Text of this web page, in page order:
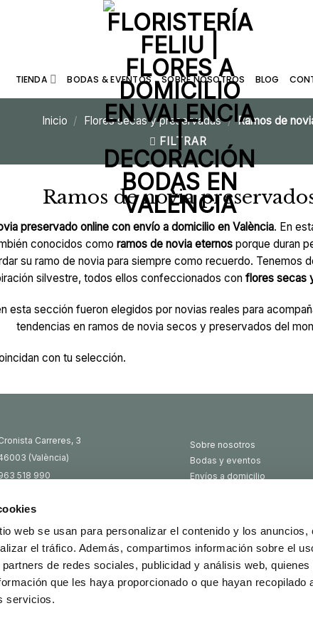
web se usan para personalizar el contenido y los anuncios,
el tráfico. Además, compartimos información sobre el
de redes sociales, publicidad y análisis web, quienes
que les haya proporcionado o que hayan recopilado
servicios.
TIENDA BODAS & EVENTOS SOBRE NOSOTROS BLOG
Inicio / Flores secas y preservadas / Ramos de
FILTRAR
Ramos de novia
preservado online con envío a domicilio en València. En
conocidos como ramos de novia eternos porque duran
su ramo de novia para siempre como recuerdo. Tenemos
silvestre, todos ellos confeccionados con flores secas
esta sección fueron elegidos por novias reales para
tendencias en ramos de novia secos y preservados del
con tu selección.
Carreres, 3
(València)
518 990
Sobre nosotros
Bodas y eventos
Envíos a domicilio
КВІТІВ У ВАЛЕНСІЇ